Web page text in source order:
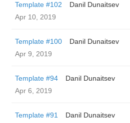
Template #102
Danil Dunaitsev
Apr 10, 2019
Template #100
Danil Dunaitsev
Apr 9, 2019
Template #94
Danil Dunaitsev
Apr 6, 2019
Template #91
Danil Dunaitsev